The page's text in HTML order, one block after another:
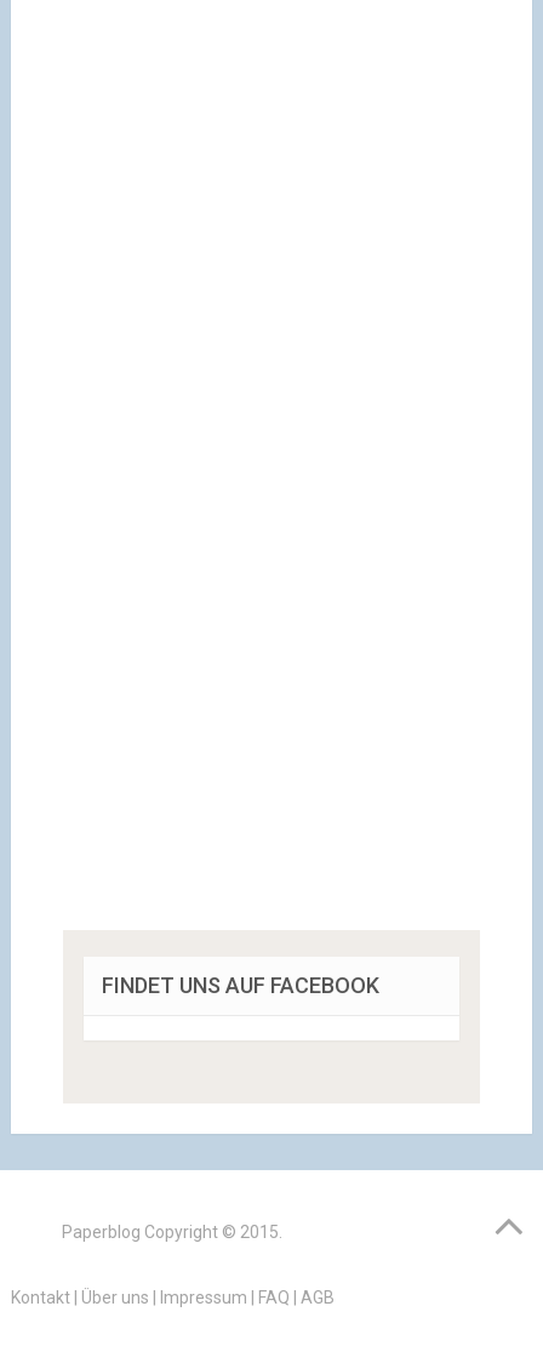
FINDET UNS AUF FACEBOOK
Paperblog Copyright © 2015.
Kontakt| Über uns Impressum FAQ AGB